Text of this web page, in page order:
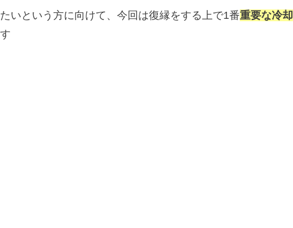
いという方に向けて、今回は復縁をする上で1番重要な冷却